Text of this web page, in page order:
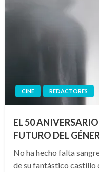
CINE REDACTORES
EL 50
FUTURO DEL
No ha hecho falta
de su fantástico castillo